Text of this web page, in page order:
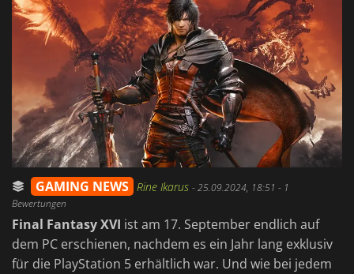
GAMING NEWS Rine Ikarus -25.09.2024, 18:51 - 1
Bewertungen
Final Fantasy XVI ist am 17. September endlich auf
dem PC erschienen, nachdem es ein Jahr lang exklusiv
für die PlayStation 5 erhältlich war. Und wie bei jedem